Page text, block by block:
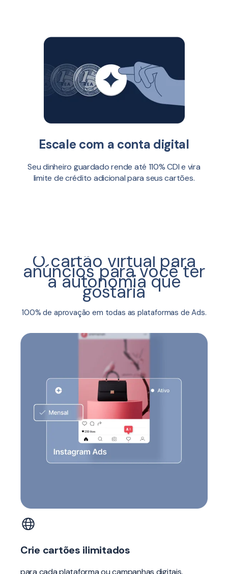
Escale com a conta digital
Seu dinheiro guardado rende até 110% CDI e vira
limite de crédito adicional para seus cartões.
O cartão virtual para
anúncios para você ter
a autonomia que
gostaria
100% de aprovação em todas as plataformas de Ads.
Crie cartões ilimitados
para cada plataforma ou campanhas digitais.